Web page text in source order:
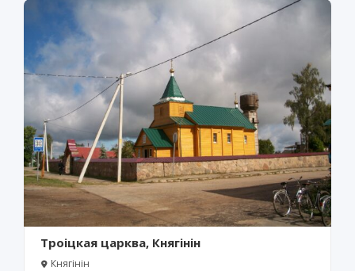
Троіцкая царква, Княгінін
Княгінін